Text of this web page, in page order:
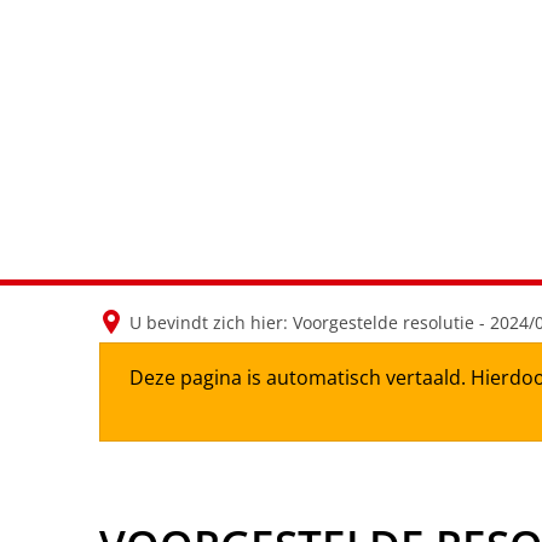
U bevindt zich hier: Voorgestelde resolutie - 2024/
Deze pagina is automatisch vertaald.